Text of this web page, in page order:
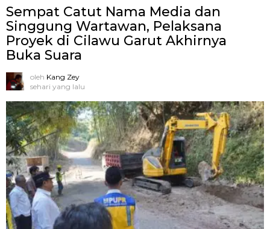
Sempat Catut Nama Media dan
Singgung Wartawan, Pelaksana
Proyek di Cilawu Garut Akhirnya
Buka Suara
oleh Kang Zey
sehari yang lalu